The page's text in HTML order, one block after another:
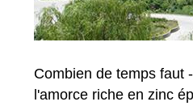
Combien de temps faut
l'amorce riche en zinc